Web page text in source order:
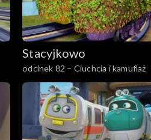
Stacyjkowo
odcinek 82 – Ciuchcia i kamuflaż